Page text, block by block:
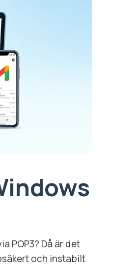
POP3? Då är det
och instabilt